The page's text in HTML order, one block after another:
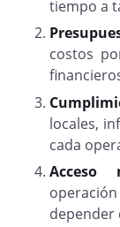
tiempo a
costos
locales,
cada
Acceso
depender